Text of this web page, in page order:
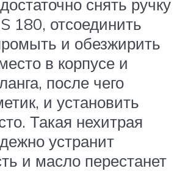
снять ручку
180, отсоединить
и обезжирить
в корпусе и
после чего
и установить
Такая нехитрая
устранит
и масло перестанет